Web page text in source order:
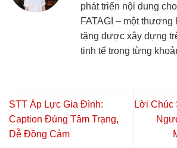
phát triển nội dung
FATAGI – một thương
tặng được xây dựng
tinh tế trong từng
STT Áp Lực Gia Đình:
Caption Đúng Tâm Trạng,
Dễ Đồng Cảm
Lời Chúc